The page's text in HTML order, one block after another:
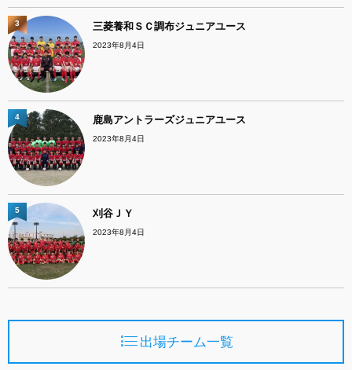
三菱養和ＳＣ調布ジュニアユース
2023年8月4日
3
鹿島アントラーズジュニアユース
2023年8月4日
4
刈谷ＪＹ
2023年8月4日
5
出場チーム一覧